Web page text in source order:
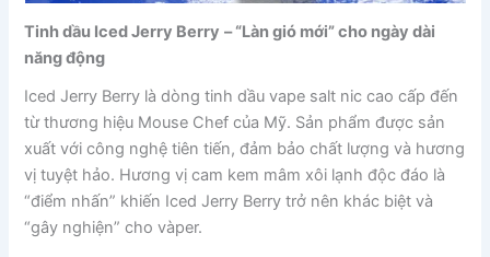
Tinh dầu Iced Jerry Berry – “Làn gió mới” cho ngày dài
năng động
Iced Jerry Berry là dòng tinh dầu vape salt nic cao cấp đến
từ thương hiệu Mouse Chef của Mỹ. Sản phẩm được sản
xuất với công nghệ tiên tiến, đảm bảo chất lượng và hương
vị tuyệt hảo. Hương vị cam kem mâm xôi lạnh độc đáo là
“điểm nhấn” khiến Iced Jerry Berry trở nên khác biệt và
“gây nghiện” cho vàper.